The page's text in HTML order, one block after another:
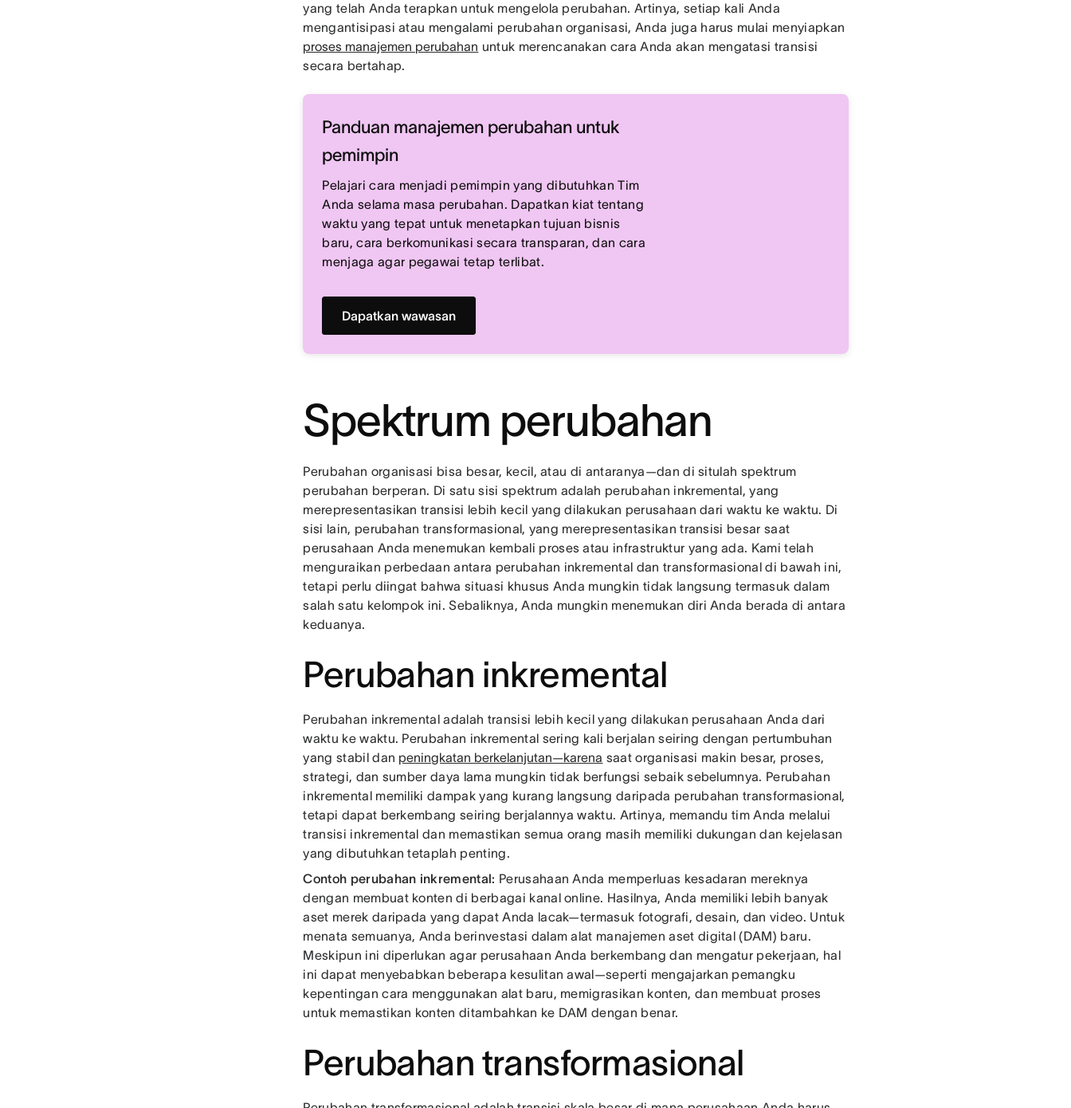
yang telah Anda terapkan untuk mengelola perubahan. Artinya, setiap kali Anda
mengantisipasi atau mengalami perubahan organisasi, Anda juga harus mulai menyiapkan
proses manajemen perubahan untuk merencanakan cara Anda akan mengatasi transisi
secara bertahap.
Panduan manajemen perubahan untuk
pemimpin
Pelajari cara menjadi pemimpin yang dibutuhkan Tim
Anda selama masa perubahan. Dapatkan kiat tentang
waktu yang tepat untuk menetapkan tujuan bisnis
baru, cara berkomunikasi secara transparan, dan cara
menjaga agar pegawai tetap terlibat.
Dapatkan wawasan
Spektrum perubahan
Perubahan organisasi bisa besar, kecil, atau di antaranya—dan di situlah spektrum
perubahan berperan. Di satu sisi spektrum adalah perubahan inkremental, yang
merepresentasikan transisi lebih kecil yang dilakukan perusahaan dari waktu ke waktu. Di
sisi lain, perubahan transformasional, yang merepresentasikan transisi besar saat
perusahaan Anda menemukan kembali proses atau infrastruktur yang ada. Kami telah
menguraikan perbedaan antara perubahan inkremental dan transformasional di bawah ini,
tetapi perlu diingat bahwa situasi khusus Anda mungkin tidak langsung termasuk dalam
salah satu kelompok ini. Sebaliknya, Anda mungkin menemukan diri Anda berada di antara
keduanya.
Perubahan inkremental
Perubahan inkremental adalah transisi lebih kecil yang dilakukan perusahaan Anda dari
waktu ke waktu. Perubahan inkremental sering kali berjalan seiring dengan pertumbuhan
yang stabil dan peningkatan berkelanjutan—karena saat organisasi makin besar, proses,
strategi, dan sumber daya lama mungkin tidak berfungsi sebaik sebelumnya. Perubahan
inkremental memiliki dampak yang kurang langsung daripada perubahan transformasional,
tetapi dapat berkembang seiring berjalannya waktu. Artinya, memandu tim Anda melalui
transisi inkremental dan memastikan semua orang masih memiliki dukungan dan kejelasan
yang dibutuhkan tetaplah penting.
Contoh perubahan inkremental: Perusahaan Anda memperluas kesadaran mereknya
dengan membuat konten di berbagai kanal online. Hasilnya, Anda memiliki lebih banyak
aset merek daripada yang dapat Anda lacak—termasuk fotografi, desain, dan video. Untuk
menata semuanya, Anda berinvestasi dalam alat manajemen aset digital (DAM) baru.
Meskipun ini diperlukan agar perusahaan Anda berkembang dan mengatur pekerjaan, hal
ini dapat menyebabkan beberapa kesulitan awal—seperti mengajarkan pemangku
kepentingan cara menggunakan alat baru, memigrasikan konten, dan membuat proses
untuk memastikan konten ditambahkan ke DAM dengan benar.
Perubahan transformasional